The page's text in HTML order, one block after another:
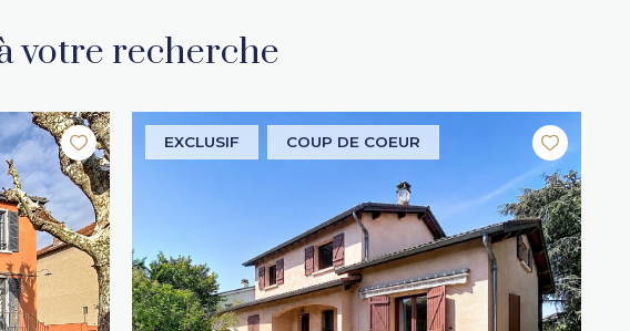
votre recherche
EXCLUSIF COUP DE COEUR